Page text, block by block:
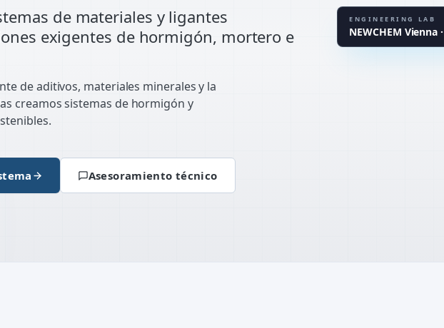
de materiales y ligantes
exigentes de hormigón, mortero e
de aditivos, materiales minerales y la
creamos sistemas de hormigón y
Asesoramiento técnico
ENGINEERING LAB
NEWCHEM Vienna